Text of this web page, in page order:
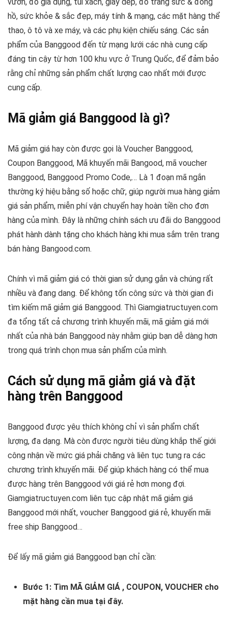
hồ, sức khỏe & sắc đẹp, máy tính & mạng, các mặt hàng thể
thao, ô tô và xe máy, và các phụ kiện chiếu sáng. Các sản
phẩm của Banggood đến từ mạng lưới các nhà cung cấp
đáng tin cậy từ hơn 100 khu vực ở Trung Quốc, để đảm bảo
rằng chỉ những sản phẩm chất lượng cao nhất mới được
cung cấp.
Mã giảm giá Banggood là gì?
Mã giảm giá hay còn được gọi là Voucher Banggood,
Coupon Banggood, Mã khuyến mãi Bangood, mã voucher
Banggood, Banggood Promo Code,… Là 1 đoạn mã ngắn
thường ký hiệu bằng số hoặc chữ, giúp người mua hàng giảm
giá sản phẩm, miễn phí vận chuyển hay hoàn tiền cho đơn
hàng của mình. Đây là những chính sách ưu đãi do Banggood
phát hành dành tặng cho khách hàng khi mua sắm trên trang
bán hàng Bangood.com.
Chính vì mã giảm giá có thời gian sử dụng gắn và chúng rất
nhiều và đang dang. Để không tốn công sức và thời gian đi
tìm kiếm mã giảm giá Banggood. Thì Giamgiatructuyen.com
đa tổng tất cả chương trình khuyến mãi, mã giảm giá mới
nhất của nhà bán Banggood này nhằm giúp bạn dễ dàng hơn
trong quá trình chọn mua sản phẩm của mình.
Cách sử dụng mã giảm giá và đặt
hàng trên Banggood
Banggood được yêu thích không chỉ vì sản phẩm chất
lượng, đa dạng. Mà còn được người tiêu dùng khắp thế giới
công nhận về mức giá phải chăng và liên tục tung ra các
chương trình khuyến mãi. Để giúp khách hàng có thể mua
được hàng trên Banggood với giá rẻ hơn mong đợi.
Giamgiatructuyen.com liên tục cập nhật mã giảm giá
Banggood mới nhất, voucher Banggood giá rẻ, khuyến mãi
free ship Banggood…
Để lấy mã giảm giá Banggood bạn chỉ cần:
Bước 1: Tìm MÃ GIẢM GIÁ , COUPON, VOUCHER cho
mặt hàng cần mua tại đây.